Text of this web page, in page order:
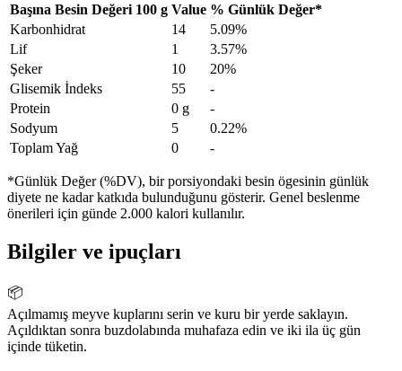
Başına Besin Değeri 100 g Value % Günlük Değer*
Karbonhidrat
14
5.09%
Lif
1
3.57%
Şeker
10
20%
Glisemik İndeks
55
-
Protein
0 g
-
Sodyum
5
0.22%
Toplam Yağ
0 -
*Günlük Değer (%DV), bir porsiyondaki besin ögesinin günlük
diyete ne kadar katkıda bulunduğunu gösterir. Genel beslenme
önerileri için günde 2.000 kalori kullanılır.
Bilgiler ve ipuçları
📦
Açılmamış meyve kuplarını serin ve kuru bir yerde saklayın.
Açıldıktan sonra buzdolabında muhafaza edin ve iki ila üç gün
içinde tüketin.